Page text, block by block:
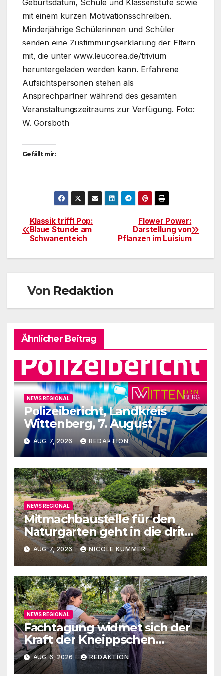
Geburtsdatum, Schule und Klassenstufe sowie
mit einem kurzen Motivationsschreiben.
Minderjährige Schülerinnen und Schüler
senden eine Zustimmungserklärung der Eltern
mit, die unter www.leucorea.de/trivium
heruntergeladen werden kann. Erfahrene
Aufsichtspersonen stehen als
Ansprechpartner während des gesamten
Veranstaltungszeitraums zur Verfügung. Foto:
W. Gorsboth
Gefällt mir:
BeitragsnavigationFlower Power:
Darstellung von
Pflanzen im Luisium
Klassik trifft Pop:
Blaue Stunde am
Schwanenteich
Von Redaktion
Ähnlicher Beitrag
NEWS REGIONAL
Polizeibericht, Landkreis
Wittenberg, 7. August
AUG. 7, 2026 REDAKTION
NEWS REGIONAL
Mitmachbaustelle für den
Naturgarten geht in die dritte
Runde
AUG. 7, 2026 NICOLE KUMMER
NEWS REGIONAL
Fachtagung widmet sich der
Kraft der Kneippschen
Elemente
AUG. 6, 2026 REDAKTION